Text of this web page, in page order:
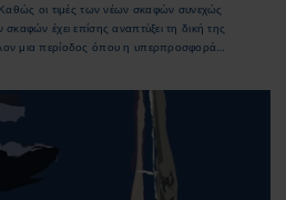
οι τιμές των νέων σκαφών συνεχώς
έχει επίσης αναπτύξει τη δική της
μια περίοδος όπου η υπερπροσφορά
τους κυβερνήτες. Πώς θα επιλεξετε το
όσα είναι σημαντικά για τους λιγότερο